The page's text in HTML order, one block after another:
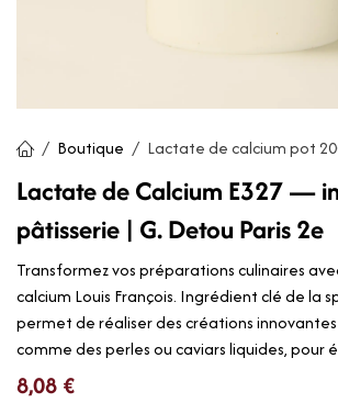
Boutique Lactate de calcium pot
Lactate de Calcium E327 —
pâtisserie | G. Detou Paris 2e
Transformez vos préparations culinaires
calcium Louis François. Ingrédient clé de la
permet de réaliser des créations
comme des perles ou caviars liquides, pour
8,08 €